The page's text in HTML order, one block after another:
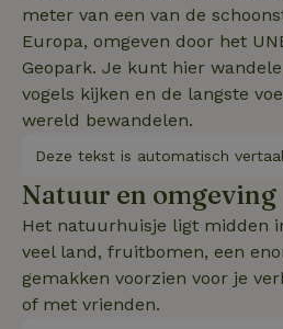
meter van een van de
Europa, omgeven door het
Geopark. Je kunt hier
vogels kijken en de langste
wereld bewandelen.
Deze tekst is automatisch
Natuur en omgeving
Het natuurhuisje ligt midden
veel land, fruitbomen, een
gemakken voorzien voor je
of met vrienden.